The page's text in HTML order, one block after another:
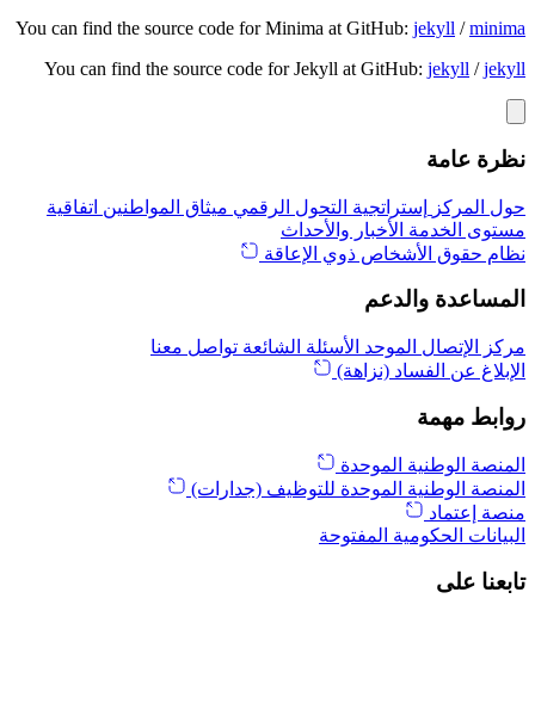
You can find the source code for Minima at GitHub: jekyll /minima
You can find the source code for Jekyll at GitHub: jekyll /jekyll
نظرة عامة
حول المركز إستراتجية التحول الرقمي ميثاق المواطنين اتفاقية
مستوى الخدمة الأخبار والأحداث
نظام حقوق الأشخاص ذوي الإعاقة
المساعدة والدعم
مركز الإتصال الموحد الأسئلة الشائعة تواصل معنا
الإبلاغ عن الفساد (نزاهة)
روابط مهمة
المنصة الوطنية الموحدة
المنصة الوطنية الموحدة للتوظيف (جدارات)
منصة إعتماد
البيانات الحكومية المفتوحة
تابعنا على